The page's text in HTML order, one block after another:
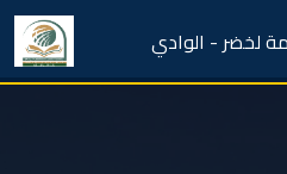
لخضر - الوادي